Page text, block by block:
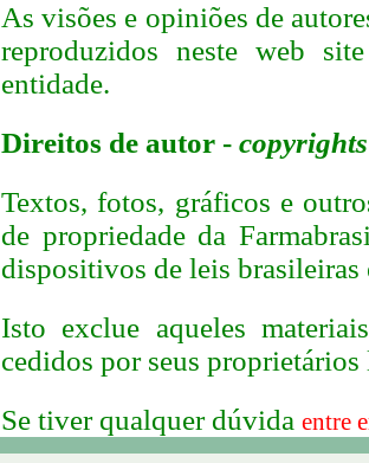
As visões e opiniões de
reproduzidos neste web
entidade.
Direitos de autor - copyrights
Textos, fotos, gráficos e
de propriedade da
dispositivos de leis brasileiras
Isto exclue aqueles
cedidos por seus
Se tiver qualquer dúvida entre